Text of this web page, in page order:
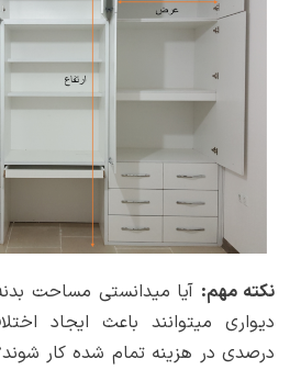
نکته مهم: آیا میدانستی مساحت
درصدی در هزینه تمام شده کار